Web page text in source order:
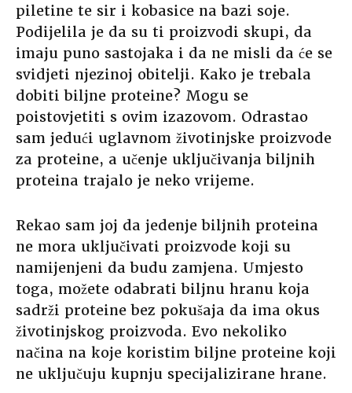
piletine te sir i kobasice na bazi soje.
Podijelila je da su ti proizvodi skupi, da
imaju puno sastojaka i da ne misli da će se
svidjeti njezinoj obitelji. Kako je trebala
dobiti biljne proteine? Mogu se
poistovjetiti s ovim izazovom. Odrastao
sam jedući uglavnom životinjske proizvode
za proteine, a učenje uključivanja biljnih
proteina trajalo je neko vrijeme.
Rekao sam joj da jedenje biljnih proteina
ne mora uključivati proizvode koji su
namijenjeni da budu zamjena. Umjesto
toga, možete odabrati biljnu hranu koja
sadrži proteine bez pokušaja da ima okus
životinjskog proizvoda. Evo nekoliko
načina na koje koristim biljne proteine koji
ne uključuju kupnju specijalizirane hrane.